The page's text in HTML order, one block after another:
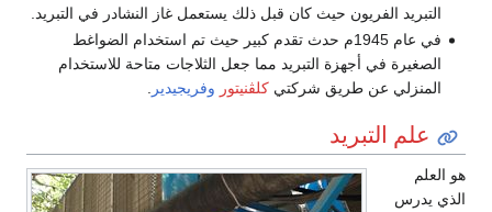
التبريد الفريون حيث كان قبل ذلك يستعمل غاز النشادر في التبريد.
في عام 1945م حدث تقدم كبير حيث تم استخدام الضواغط
الصغيرة في أجهزة التبريد مما جعل الثلاجات متاحة للاستخدام
المنزلي عن طريق شركتيكلڤنيتور وفريجيدير
علم التبريد
هو العلم
الذي يدرس